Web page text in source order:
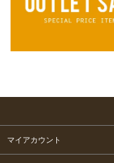
マイアカウント